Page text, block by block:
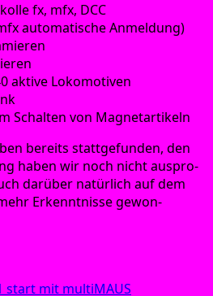
fx, mfx, DCC
auto­ma­ti­sche Anmeldung)
akti­ve Lokomotiven
Schal­ten von Magnetartikeln
bereits statt­ge­fun­den, den
haben wir noch nicht aus­pro­
dar­über natür­lich auf dem
Erkennt­nis­se gewon­